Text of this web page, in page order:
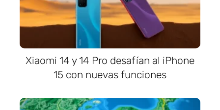
Xiaomi 14 y 14 Pro desafían al iPhone
15 con nuevas funciones